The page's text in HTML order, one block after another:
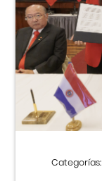
Categorías: